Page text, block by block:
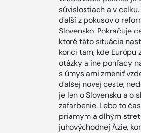
súvislostiach a v
ďalší z pokusov o
Slovensko. Pokračuje
ktoré táto situácia
končí tam, kde Európu
otázky a iné pohľady
s úmyslami zmeniť
ďalšej novej ceste,
je len o Slovensku a o
zafarbenie. Lebo to
priamym a dlhým
juhovýchodnej Ázie,